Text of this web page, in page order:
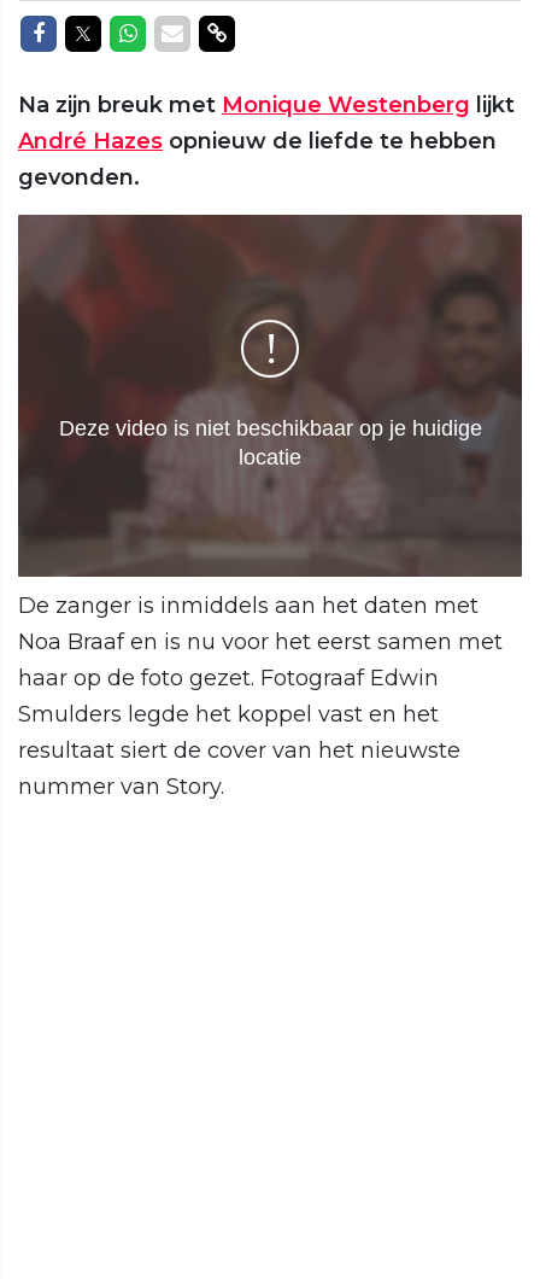
Delen op Facebook
Delen op Twitter
Delen op Whatsapp
Delen via Mail
Delen via link
Na zijn breuk met Monique Westenberg lijkt
André Hazes opnieuw de liefde te hebben
gevonden.
De zanger is inmiddels aan het daten met
Noa Braaf en is nu voor het eerst samen met
haar op de foto gezet. Fotograaf Edwin
Smulders legde het koppel vast en het
resultaat siert de cover van het nieuwste
nummer van Story.